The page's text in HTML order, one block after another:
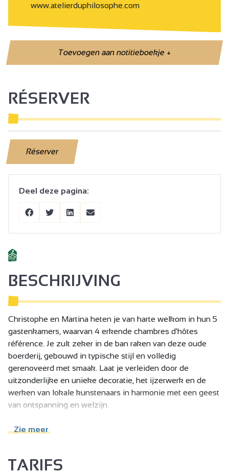
www.atelierduphilosophe.com
Toevoegen aan notitieboekje+
RÉSERVER
Réserver
Deel deze pagina:
BESCHRIJVING
Christophe en Martina heten je van harte welkom in hun 5
gastenkamers, waarvan 4 erkende chambres d'hôtes
référence. Je zult zeker in de ban raken van deze oude
boerderij, gebouwd in typische stijl en volledig
gerenoveerd met smaak. Laat je verleiden door de
uitzonderlijke en unieke decoratie, het ijzerwerk en de
werken van lokale kunstenaars in harmonie met een geest
van ontspanning en welzijn.
verschillende wandelpaden, waarvan een van de mooiste
fiets; bekijk de Gorges du Doux aan boord van het
Zie meer
TARIFS